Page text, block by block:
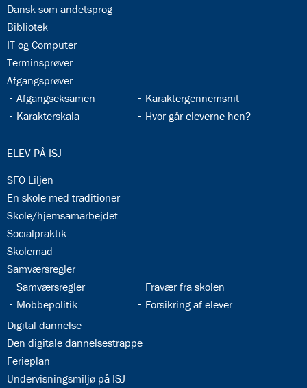
33.6:
Dansk som andetsprog
33.7:
Bibliotek
33.8:
IT og Computer
33.9:
Terminsprøver
33.10:
Afgangsprøver
33.11:
Afgangseksamen 33.12:
Karaktergennemsnit
33.13:
Karakterskala 33.14:
Hvor går eleverne hen?
34.0:
ELEV PÅ ISJ
34.1:
SFO Liljen
34.2:
En skole med traditioner
34.3:
Skole/hjemsamarbejdet
34.4:
Socialpraktik
34.5:
Skolemad
34.6:
Samværsregler
34.7:
Samværsregler 34.8:
Fravær fra skolen
34.9:
Mobbepolitik 34.10:
Forsikring af elever
34.11:
Digital dannelse
34.12:
Den digitale dannelsestrappe
34.13:
Ferieplan
34.14:
Undervisningsmiljø på ISJ